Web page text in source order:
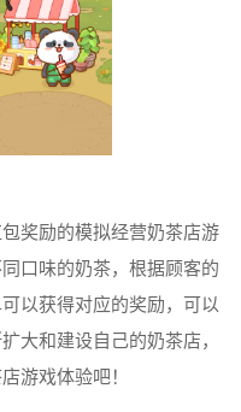
奖励的模拟经营奶茶店游
口味的奶茶，根据顾客的
以获得对应的奖励，可以
大和建设自己的奶茶店，
游戏体验吧！